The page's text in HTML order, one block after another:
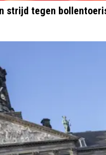
strijd tegen